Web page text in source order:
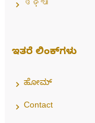
ଓଡ଼ିଆ
ಇತರೆ ಲಿಂಕ್‌ಗಳು
ಹೋಮ್
Contact